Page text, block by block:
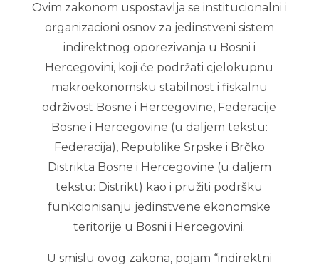
Ovim zakonom uspostavlja se institucionalni i
organizacioni osnov za jedinstveni sistem
indirektnog oporezivanja u Bosni i
Hercegovini, koji će podržati cjelokupnu
makroekonomsku stabilnost i fiskalnu
održivost Bosne i Hercegovine, Federacije
Bosne i Hercegovine (u daljem tekstu:
Federacija), Republike Srpske i Brčko
Distrikta Bosne i Hercegovine (u daljem
tekstu: Distrikt) kao i pružiti podršku
funkcionisanju jedinstvene ekonomske
teritorije u Bosni i Hercegovini.
U smislu ovog zakona, pojam “indirektni